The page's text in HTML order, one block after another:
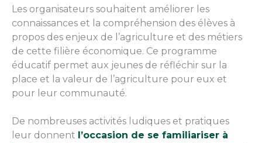
Les organisateurs souhaitent améliorer les
connaissances et la compréhension des élèves à
propos des enjeux de l’agriculture et des métiers
de cette filière économique. Ce programme
éducatif permet aux jeunes de réfléchir sur la
place et la valeur de l’agriculture pour eux et
pour leur communauté.
De nombreuses activités ludiques et pratiques
leur donnent l’occasion de se familiariser à